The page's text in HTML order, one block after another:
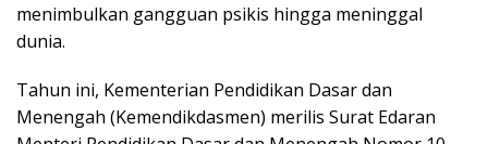
menimbulkan gangguan psikis hingga meninggal
dunia.
Tahun ini, Kementerian Pendidikan Dasar dan
Menengah (Kemendikdasmen) merilis Surat Edaran